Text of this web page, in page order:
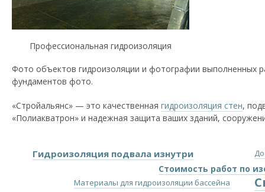
Профессиональная гидроизоляция
Фото объектов гидроизоляции и фотографии выполненных
фундаментов фото.
«Стройальянс» — это качественная гидроизоляция стен,
«Полиакватрон» и надежная защита ваших зданий,
Гидроизоляция подвала изнутри
Материалы для гидроизоляции бассейна
Стоимость работ по